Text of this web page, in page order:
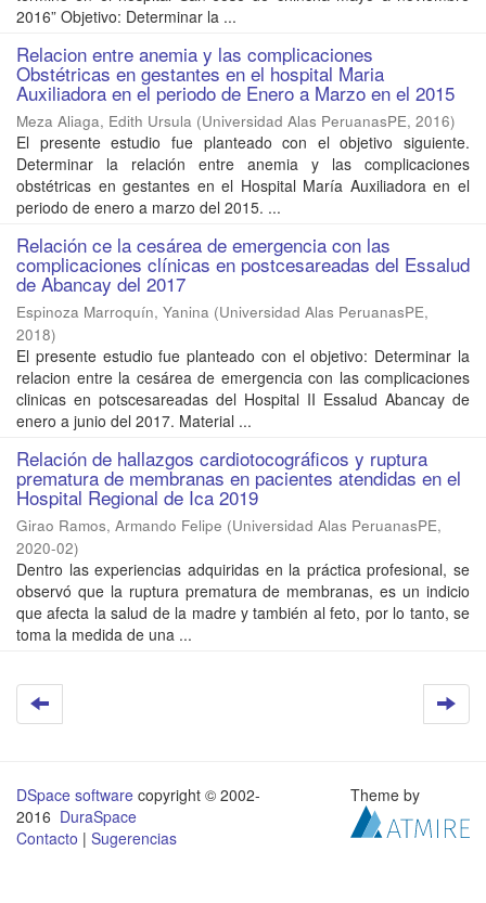
2016” Objetivo: Determinar la ...
Relacion entre anemia y las complicaciones
Obstétricas en gestantes en el hospital Maria
Auxiliadora en el periodo de Enero a Marzo en el 2015
Meza Aliaga, Edith Ursula (Universidad Alas PeruanasPE, 2016)
El presente estudio fue planteado con el objetivo siguiente.
Determinar la relación entre anemia y las complicaciones
obstétricas en gestantes en el Hospital María Auxiliadora en el
periodo de enero a marzo del 2015. ...
Relación ce la cesárea de emergencia con las
complicaciones clínicas en postcesareadas del Essalud
de Abancay del 2017
Espinoza Marroquín, Yanina (Universidad Alas PeruanasPE,
2018)
El presente estudio fue planteado con el objetivo: Determinar la
relacion entre la cesárea de emergencia con las complicaciones
clinicas en potscesareadas del Hospital II Essalud Abancay de
enero a junio del 2017. Material ...
Relación de hallazgos cardiotocográficos y ruptura
prematura de membranas en pacientes atendidas en el
Hospital Regional de Ica 2019
Girao Ramos, Armando Felipe (Universidad Alas PeruanasPE,
2020-02)
Dentro las experiencias adquiridas en la práctica profesional, se
observó que la ruptura prematura de membranas, es un indicio
que afecta la salud de la madre y también al feto, por lo tanto, se
toma la medida de una ...
DSpace software copyright © 2002-
2016 DuraSpace
Contacto | Sugerencias
Theme by